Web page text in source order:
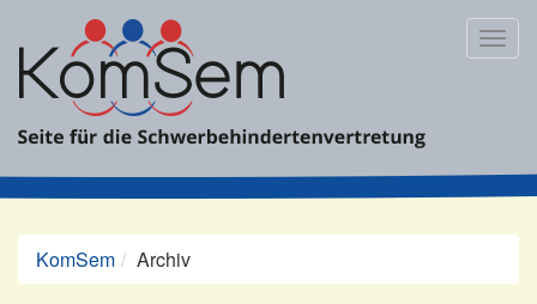
Inhalt
springen
KomSem Archiv